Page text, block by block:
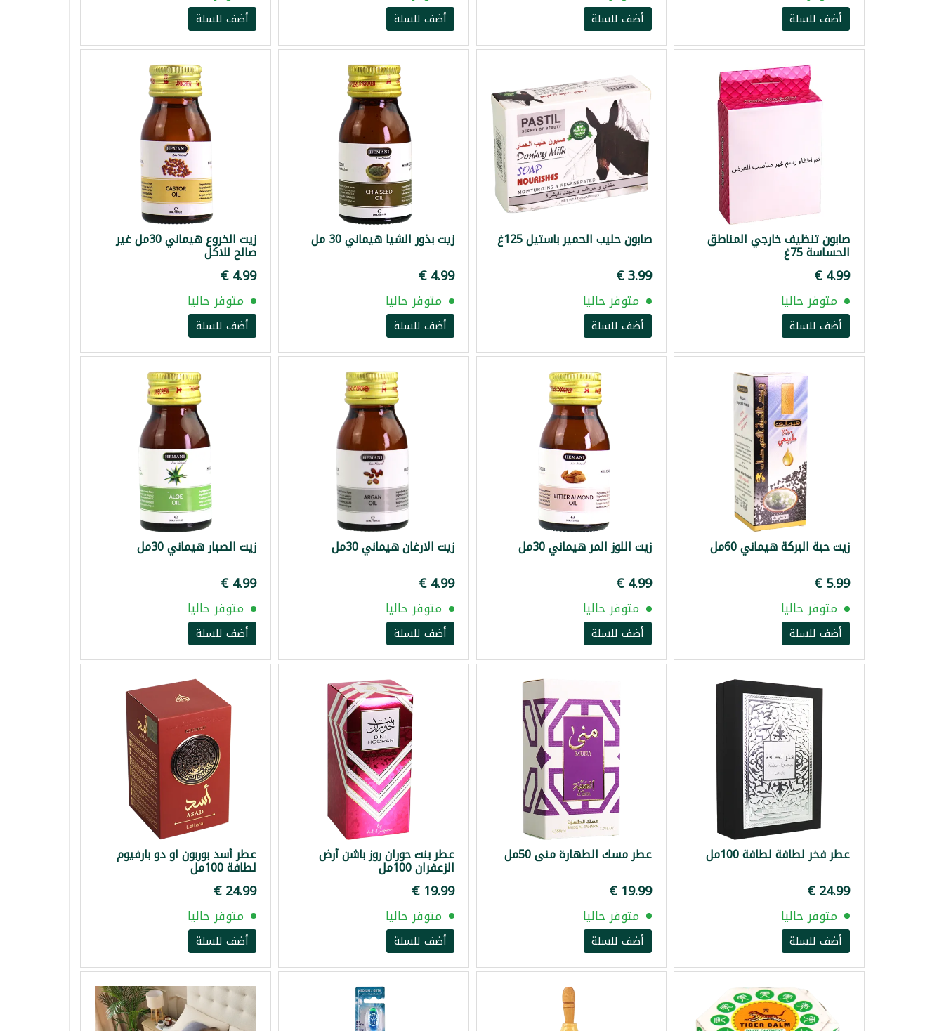
أضف للسلة أضف للسلة أضف للسلة أضف للسلة
صابون تنظيف خارجي المناطق
الحساسة 75غ
متوفر حاليا
أضف للسلة
صابون حليب الحمير باستيل 125غ
‏3.99 €
متوفر حاليا
أضف للسلة
زيت بذور الشيا هيماني 30 مل
‏4.99 €
متوفر حاليا
أضف للسلة
زيت الخروع هيماني 30مل غير
صالح للاكل
‏4.99 €
متوفر حاليا
أضف للسلة
زيت حبة البركة هيماني 60مل
متوفر حاليا
أضف للسلة
زيت اللوز المر هيماني 30مل
‏4.99 €
متوفر حاليا
أضف للسلة
زيت الارغان هيماني 30مل
‏4.99 €
متوفر حاليا
أضف للسلة
زيت الصبار هيماني 30مل
‏4.99 €
متوفر حاليا
أضف للسلة
عطر فخر لطافة لطافة 100مل
متوفر حاليا
أضف للسلة
عطر مسك الطهارة منى 50مل
‏19.99 €
متوفر حاليا
أضف للسلة
عطر بنت حوران روز باشن أرض
الزعفران 100مل
‏19.99 €
متوفر حاليا
أضف للسلة
عطر أسد بوربون او دو بارفيوم
لطافة 100مل
‏24.99 €
متوفر حاليا
أضف للسلة